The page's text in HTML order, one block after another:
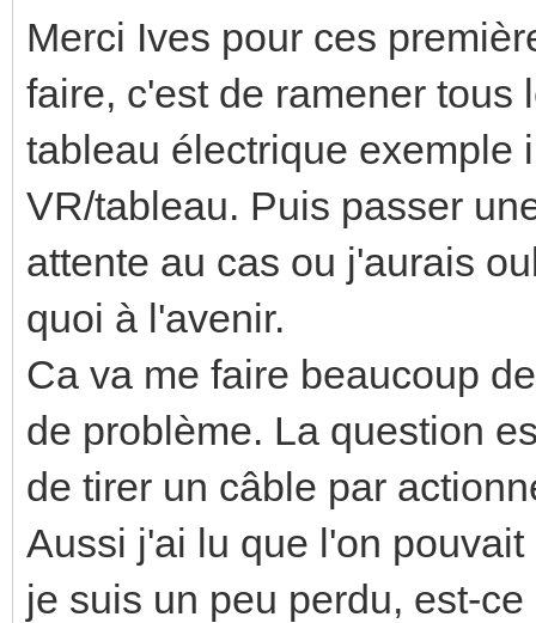
Merci Ives pour ces
faire, c'est de ramener tous
tableau électrique exemple
VR/tableau. Puis passer
attente au cas ou j'aurais
quoi à l'avenir.
Ca va me faire beaucoup
de problème. La question
de tirer un câble par
Aussi j'ai lu que l'on
je suis un peu perdu, est-